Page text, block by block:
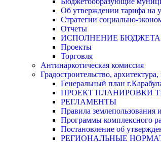
Об утверждении тарифа на
Стратегии социально-
Отчеты
ИСПОЛНЕНИЕ БЮДЖЕТА
Проекты
Торговля
Антинаркотическая комиссия
Градостроительство,
Генеральный план
ПРОЕКТ ПЛАНИРОВКИ
РЕГЛАМЕНТЫ
Правила землепользования
Программы комплексного
Постановление об
РЕГИОНАЛЬНЫЕ